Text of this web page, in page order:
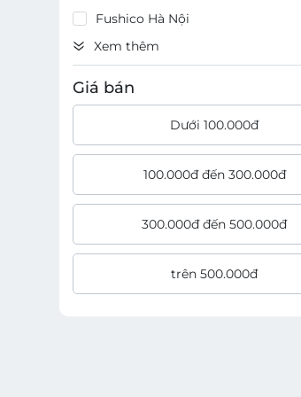
Fushico Hà Nội
Xem thêm
Giá bán
Dưới 100.000đ
100.000đ đến 300.000đ
300.000đ đến 500.000đ
trên 500.000đ